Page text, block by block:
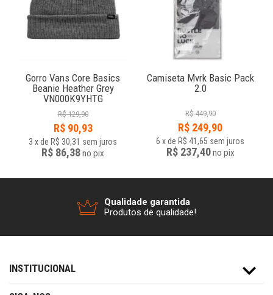
Gorro Vans Core Basics
Beanie Heather Grey
VN000K9YHTG
R$ 129,90
R$ 90,93
3 xde R$ 30,31 sem juros
R$ 86,38no pix
Camiseta Mvrk Basic Pack
2.0
R$ 449,90
R$ 249,90
6 xde R$ 41,65 sem juros
R$ 237,40no pix
Qualidade garantida
Produtos de qualidade!
INSTITUCIONAL